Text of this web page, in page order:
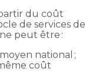
du coût
de services de
peut être :
national ;
coût